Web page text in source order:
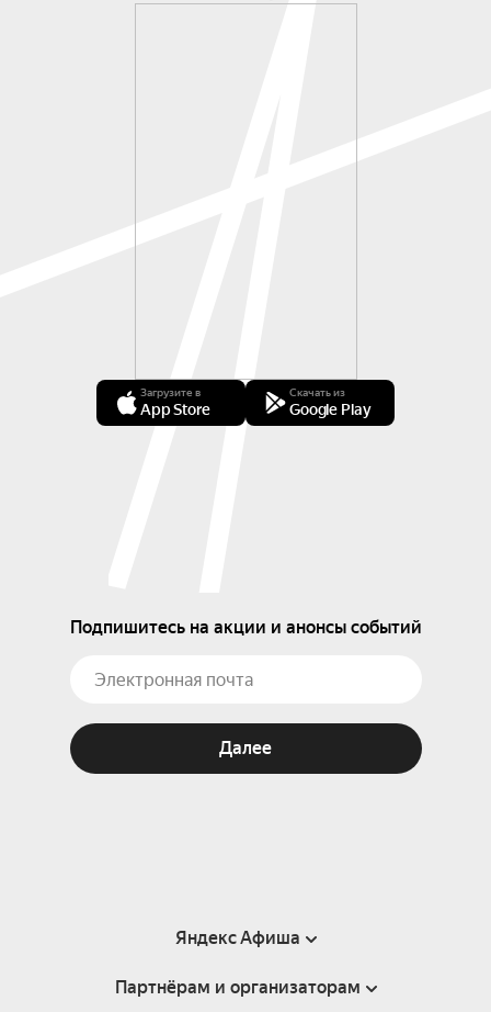
Загрузите в
App Store
Скачать из
Google Play
Подпишитесь на акции и анонсы событий
Далее
Яндекс Афиша
Справка
Партнёрам и организаторам